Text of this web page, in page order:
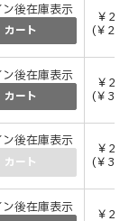
ン後在庫表示
カート
￥
(￥
ン後在庫表示
カート
￥
(￥
ン後在庫表示
カート
￥
(￥
ン後在庫表示 ￥